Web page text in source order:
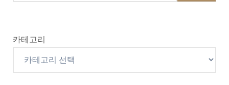
카테고리